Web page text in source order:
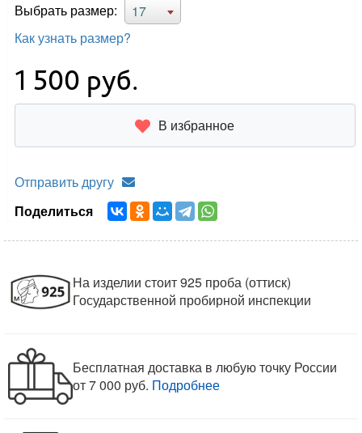
Выбрать размер:
17
Как узнать размер?
1 500 руб.
В избранное
Отправить другу
Поделиться
На изделии стоит 925 проба (оттиск)
Государственной пробирной инспекции
Бесплатная доставка в любую точку России
от 7 000 руб. Подробнее